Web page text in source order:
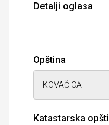
Detalji oglasa
Opština
Katastarska